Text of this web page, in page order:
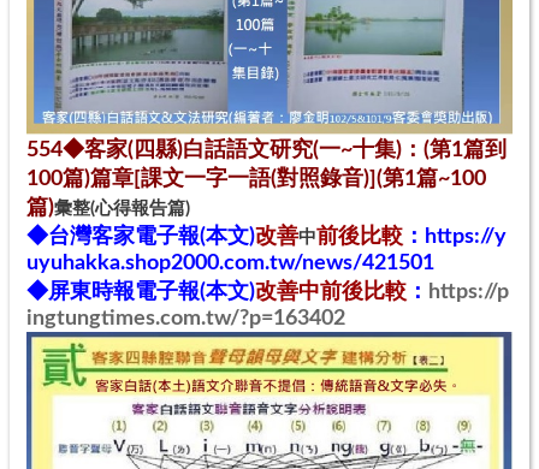
554◆客家(四縣)白話語文研究(一~十集)：(第1篇到
100篇)篇章[課文一字一語(對照錄音)](第1篇~100
篇)彙整(心得報告篇)
◆台灣客家電子報(本文)改善中前後比較 ： https://y
uyuhakka.shop2000.com.tw/news/421501
◆屏東時報電子報(本文)改善中前後比較 ： https://p
ingtungtimes.com.tw/?p=163402